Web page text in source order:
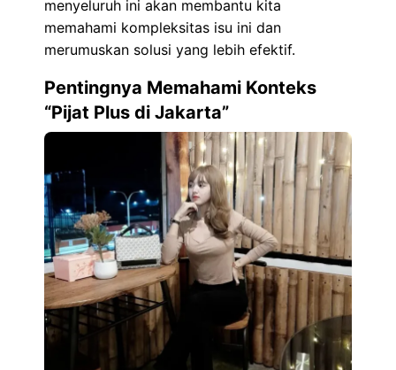
menyeluruh ini akan membantu kita
memahami kompleksitas isu ini dan
merumuskan solusi yang lebih efektif.
Pentingnya Memahami Konteks
“Pijat Plus di Jakarta”